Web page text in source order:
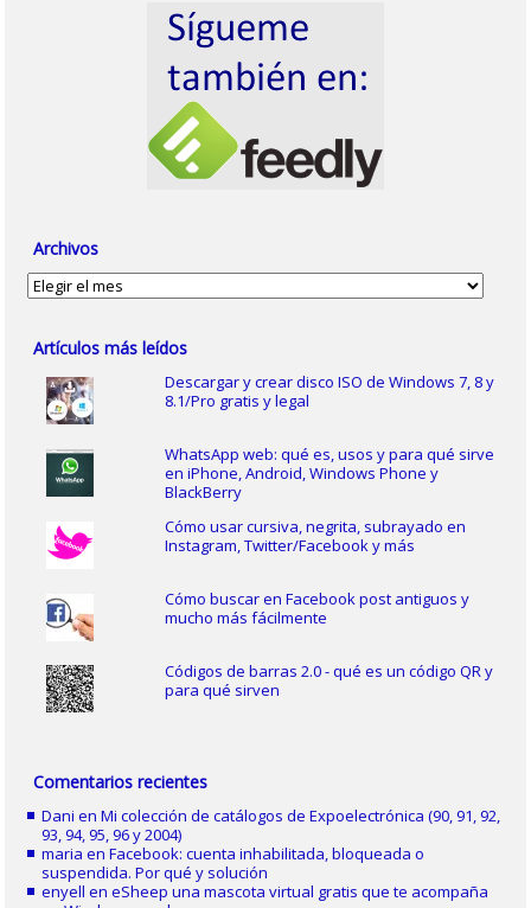
Archivos
Archivos
Artículos más leídos
Descargar y crear disco ISO de Windows 7, 8 y
8.1/Pro gratis y legal
WhatsApp web: qué es, usos y para qué sirve
en iPhone, Android, Windows Phone y
BlackBerry
Cómo usar cursiva, negrita, subrayado en
Instagram, Twitter/Facebook y más
Cómo buscar en Facebook post antiguos y
mucho más fácilmente
Códigos de barras 2.0 - qué es un código QR y
para qué sirven
Comentarios recientes
Dani enMi colección de catálogos de Expoelectrónica (90, 91, 92,
93, 94, 95, 96 y 2004)
maria enFacebook: cuenta inhabilitada, bloqueada o
suspendida. Por qué y solución
enyell eneSheep una mascota virtual gratis que te acompaña